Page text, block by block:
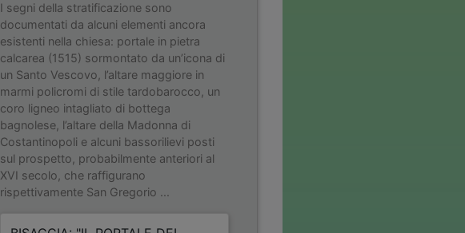
I segni della stratificazione sono
documentati da alcuni elementi ancora
esistenti nella chiesa: portale in pietra
calcarea (1515) sormontato da un’icona di
un Santo Vescovo, l’altare maggiore in
marmi policromi di stile tardobarocco, un
coro ligneo intagliato di bottega
bagnolese, l’altare della Madonna di
Costantinopoli e alcuni bassorilievi posti
sul prospetto, probabilmente anteriori al
XVI secolo, che raffigurano
rispettivamente San Gregorio ...